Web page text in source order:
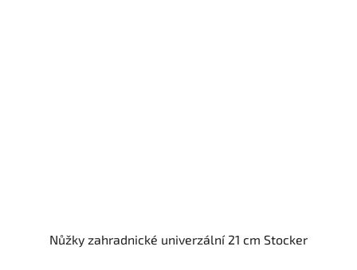
Nůžky zahradnické univerzální 21 cm Stocker